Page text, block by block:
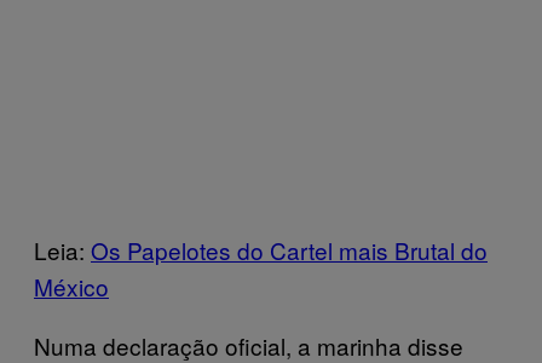
Leia: Os Papelotes do Cartel mais Brutal do
México
Numa declaração oficial, a marinha disse